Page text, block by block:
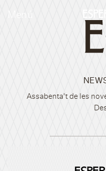
Menú
Assabenta't de les